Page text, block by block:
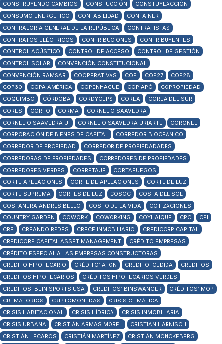
CONSTRUYENDO CAMBIOS
CONSTUCCIÓN
CONSTUYEACCIÓN
CONSUMO ENERGÉTICO
CONTABILIDAD
CONTAINER
CONTRALORÍA GENERAL DE LA REPÚBLICA
CONTRATISTAS
CONTRATOS ELÉCTRICOS
CONTRIBUCIONES
CONTRIBUYENTES
CONTROL ACÚSTICO
CONTROL DE ACCESO
CONTROL DE GESTIÓN
CONTROL SOLAR
CONVENCIÓN CONSTITUCIONAL
CONVENCIÓN RAMSAR
COOPERATIVAS COP COP27
COP28
COP30
COPA AMÉRICA COPENHAGUE COPIAPÓ
COPROPIEDAD
COQUIMBO
CÓRDOBA CORDYCEPS COREA
COREA DEL SUR
CORES
CORFO CORMA
CORNELIO SAAVEDRA
CORNELIO SAAVEDRA U.
CORNELIO SAAVEDRA URIARTE
CORONEL
CORPORACIÓN DE BIENES DE CAPITAL
CORREDOR BIOCEANICO
CORREDOR DE PROPIEDAD
CORREDOR DE PROPIEDADADES
CORREDORAS DE PROPIEDADES
CORREDORES DE PROPIEDADES
CORREDORES VERDES
CORRETAJE
CORTAFUEGOS
CORTE APELACIONES
CORTE DE APELACIONES
CORTE DE LUZ
CORTE SUPREMA
CORTES DE LUZ COSOC
COSTA DEL SOL
COSTANERA ANDRÉS BELLO
COSTO DE LA VIDA
COTIZACIONES
COUNTRY GARDEN
COWORK COWORKING COYHAIQUE CPC
CPI
CRE
CREANDO REDES CRECE INMOBILIARIO
CREDICORP CAPITAL
CREDICORP CAPITAL ASSET MANAGEMENT
CRÉDITO EMPRESAS
CRÉDITO ESPECIAL A LAS EMPRESAS CONSTRUCTORAS
CRÉDITO HIPOTECARIO
CRÉDITO: ATON CRÉDITO: CEDIDA
CRÉDITOS
CRÉDITOS HIPOTECARIOS
CRÉDITOS HIPOTECARIOS VERDES
CREDITOS: BEIN SPORTS USA
CRÉDITOS: BINSWANGER
CRÉDITOS: MOP
CREMATORIOS
CRIPTOMONEDAS
CRISIS CLIMÁTICA
CRISIS HABITACIONAL
CRISIS HÍDRICA
CRISIS INMOBILIARIA
CRISIS URBANA
CRISTIÁN ARMAS MOREL
CRISTIAN HARNISCH
CRISTIÁN LECAROS
CRISTIÁN MARTÍNEZ
CRISTIÁN MONCKEBERG